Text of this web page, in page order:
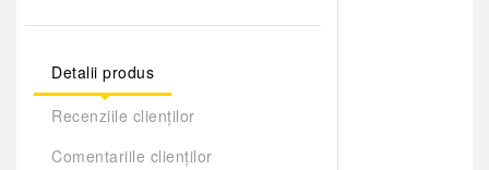
Detalii produs
Recenziile clienților
Comentariile clienților